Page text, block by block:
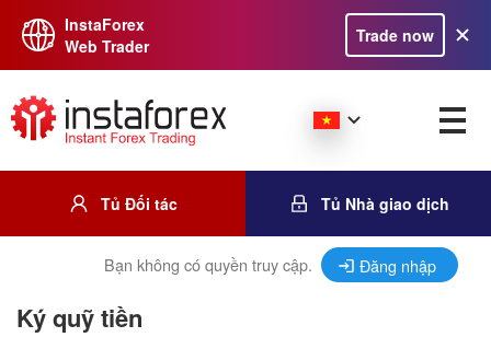
InstaForex
Web Trader
Trade now
Tủ Đối tác Tủ Nhà giao dịch
Bạn không có quyền truy cập. Đăng nhập
Ký quỹ tiền